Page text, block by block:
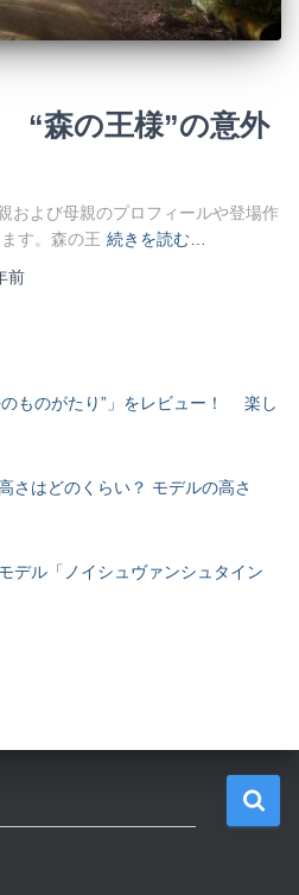
“森の王様”の意外
および母親のプロフィールや登場作
す。森の王 続きを読む…
前
のものがたり”」をレビュー！ 楽し
さはどのくらい？ モデルの高さ
デル「ノイシュヴァンシュタイン